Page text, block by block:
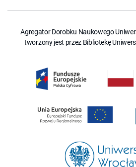
Agregator Dorobku Naukowego
tworzony jest przez Bibliotekę